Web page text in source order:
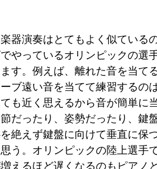
器演奏はとてもよく似ている
やっているオリンピックの選
す。例えば、離れた音を当て
ブ遠い音を当てて練習するの
も近く思えるから音が簡単に
だったり、姿勢だったり、鍵
絶えず鍵盤に向けて垂直に保
う。オリンピックの陸上選手
えるほど遅くなるのもピアノ